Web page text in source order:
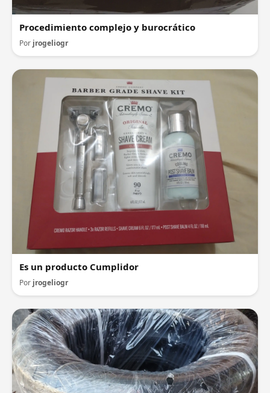
Procedimiento complejo y burocrático
Por jrogeliogr
Es un producto Cumplidor
Por jrogeliogr